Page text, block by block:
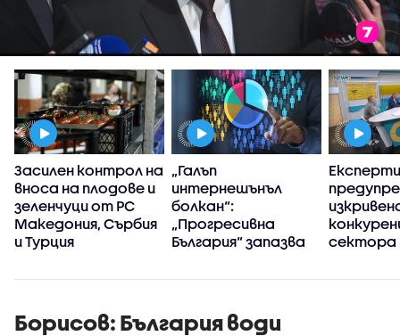
Засилен контрол на
вноса на плодове и
зеленчуци от РС
Македония, Сърбия
и Турция
„Галъп
интернешънъл
болкан“:
„Прогресивна
България“ запазва
доверие през
управление
Експерти
сектора
Борисов: България води